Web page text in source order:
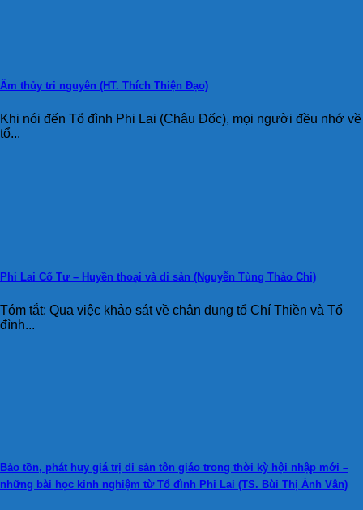
Ẩm thủy tri nguyên (HT. Thích Thiện Đạo)
Khi nói đến Tổ đình Phi Lai (Châu Đốc), mọi người đều nhớ về
tổ...
Phi Lai Cổ Tư – Huyền thoại và di sản (Nguyễn Tùng Thảo Chi)
Tóm tắt: Qua việc khảo sát về chân dung tổ Chí Thiền và Tổ
đình...
Bảo tồn, phát huy giá trị di sản tôn giáo trong thời kỳ hội nhập mới –
những bài học kinh nghiệm từ Tổ đình Phi Lai (TS. Bùi Thị Ánh Vân)